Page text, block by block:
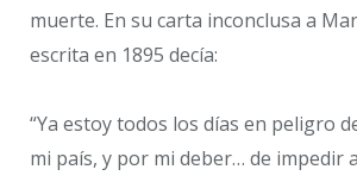
muerte. En su carta inconclusa a
escrita en 1895 decía:
“Ya estoy todos los días en peligro
mi país, y por mi deber… de impedir